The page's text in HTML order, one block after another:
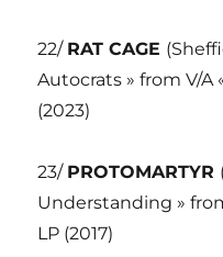
22/ RAT CAGE
Autocrats » from V/A
(2023)
23/ PROTOMARTYR
Understanding »
LP (2017)